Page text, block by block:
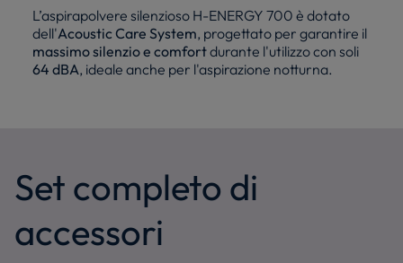
L’aspirapolvere silenzioso H-ENERGY 700 è dotato
dell'Acoustic Care System, progettato per garantire il
massimo silenzio e comfortdurante l'utilizzo con soli
64 dBA, ideale anche per l'aspirazione notturna.
Set completo di
accessori